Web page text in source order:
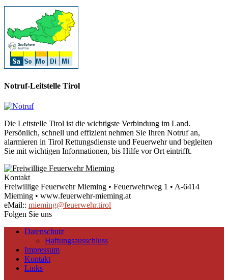
Notruf-Leitstelle Tirol
Die Leitstelle Tirol ist die wichtigste Verbindung im Land.
Persönlich, schnell und effizient nehmen Sie Ihren Notruf an,
alarmieren in Tirol Rettungsdienste und Feuerwehr und begleiten
Sie mit wichtigen Informationen, bis Hilfe vor Ort eintrifft.
Kontakt
Freiwillige Feuerwehr Mieming • Feuerwehrweg 1 • A-6414
Mieming • www.feuerwehr-mieming.at
eMail:: mieming@feuerwehr.tirol
Folgen Sie uns
Datenschutz
Haftungsausschluss
Impressum
Kontakt
Links